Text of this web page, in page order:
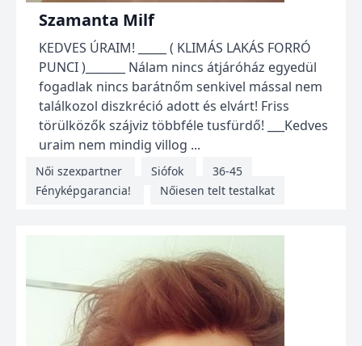
Szamanta Milf
KEDVES ÚRAIM! _____ ( KLIMÁS LAKÁS FORRÓ
PUNCI )_______ Nálam nincs átjáróház egyedül
fogadlak nincs barátnőm senkivel mással nem
találkozol diszkréció adott és elvárt! Friss
törülközők szájviz többféle tusfürdő! ___Kedves
uraim nem mindig villog ...
Női szexpartner Siófok
36-45
Fényképgarancia!
Nőiesen telt testalkat